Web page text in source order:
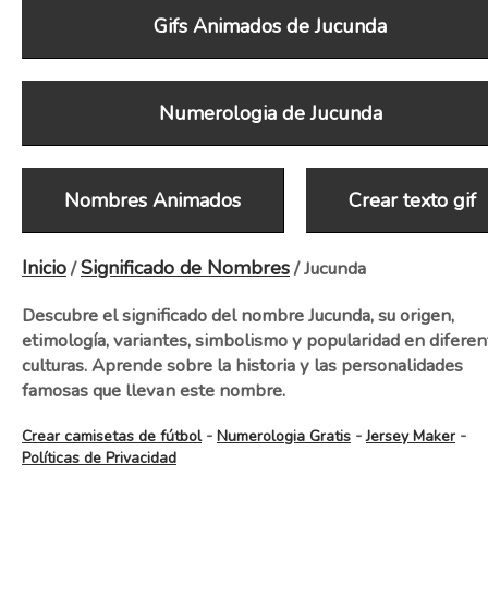
Gifs Animados de Jucunda
Numerologia de Jucunda
Nombres Animados Crear texto gif
Inicio/Significado de Nombres/ Jucunda
Descubre el significado del nombre Jucunda, su origen,
etimología, variantes, simbolismo y popularidad en
culturas. Aprende sobre la historia y las personalidades
famosas que llevan este nombre.
Crear camisetas de fútbol- Numerologia Gratis -Jersey Maker-
Políticas de Privacidad